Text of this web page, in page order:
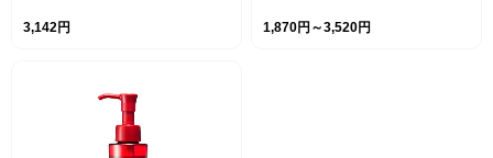
3,142円 1,870円～3,520円